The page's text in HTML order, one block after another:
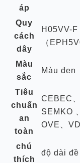
áp
Quy
cách
dây
H05VV-
（
Màu
sắc
Màu đen
Tiêu
chuẩn
an
toàn
CEBEC
SEMKO
OVE、
chú
thích
độ dài